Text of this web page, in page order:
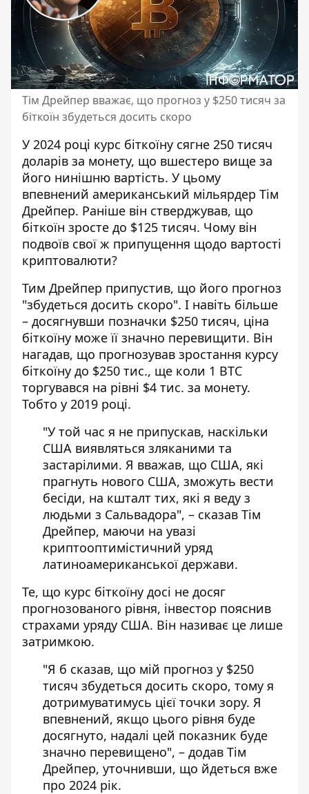
Тім Дрейпер вважає, що прогноз у $250 тисяч за
біткоїн збудеться досить скоро
У 2024 році курс біткоїну сягне 250 тисяч
доларів за монету, що вшестеро вище за
його нинішню вартість. У цьому
впевнений американський мільярдер Тім
Дрейпер. Раніше він стверджував, що
біткоїн зросте до $125 тисяч. Чому він
подвоїв свої ж припущення щодо вартості
криптовалюти?
Тим Дрейпер припустив, що його прогноз
"збудеться досить скоро". І навіть більше
– досягнувши позначки $250 тисяч, ціна
біткоїну може її значно перевищити. Він
нагадав, що прогнозував зростання курсу
біткоїну до $250 тис., ще коли 1 BTC
торгувався на рівні $4 тис. за монету.
Тобто у 2019 році.
"У той час я не припускав, наскільки
США виявляться зляканими та
застарілими. Я вважав, що США, які
прагнуть нового США, зможуть вести
бесіди, на кшталт тих, які я веду з
людьми з Сальвадора", – сказав Тім
Дрейпер, маючи на увазі
криптооптимістичний уряд
латиноамериканської держави.
Те, що курс біткоїну досі не досяг
прогнозованого рівня, інвестор пояснив
страхами уряду США. Він називає це лише
затримкою.
"Я б сказав, що мій прогноз у $250
тисяч збудеться досить скоро, тому я
дотримуватимусь цієї точки зору. Я
впевнений, якщо цього рівня буде
досягнуто, надалі цей показник буде
значно перевищено", – додав Тім
Дрейпер, уточнивши, що йдеться вже
про 2024 рік.